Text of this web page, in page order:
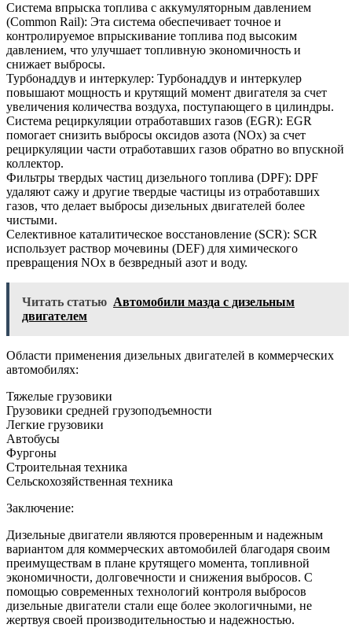
Система впрыска топлива с аккумуляторным давлением
(Common Rail): Эта система обеспечивает точное и
контролируемое впрыскивание топлива под высоким
давлением, что улучшает топливную экономичность и
снижает выбросы.
Турбонаддув и интеркулер: Турбонаддув и интеркулер
повышают мощность и крутящий момент двигателя за счет
увеличения количества воздуха, поступающего в цилиндры.
Система рециркуляции отработавших газов (EGR): EGR
помогает снизить выбросы оксидов азота (NOx) за счет
рециркуляции части отработавших газов обратно во впускной
коллектор.
Фильтры твердых частиц дизельного топлива (DPF): DPF
удаляют сажу и другие твердые частицы из отработавших
газов, что делает выбросы дизельных двигателей более
чистыми.
Селективное каталитическое восстановление (SCR): SCR
использует раствор мочевины (DEF) для химического
превращения NOx в безвредный азот и воду.
Читать статью Автомобили мазда с дизельным
двигателем
Области применения дизельных двигателей в коммерческих
автомобилях:
Тяжелые грузовики
Грузовики средней грузоподъемности
Легкие грузовики
Автобусы
Фургоны
Строительная техника
Сельскохозяйственная техника
Заключение:
Дизельные двигатели являются проверенным и надежным
вариантом для коммерческих автомобилей благодаря своим
преимуществам в плане крутящего момента, топливной
экономичности, долговечности и снижения выбросов. С
помощью современных технологий контроля выбросов
дизельные двигатели стали еще более экологичными, не
жертвуя своей производительностью и надежностью.